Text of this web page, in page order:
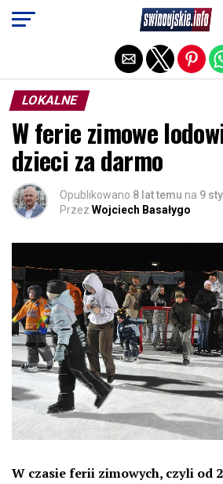
LOKALNE
W ferie zimowe
dzieci za darmo
Opublikowano 8 lat temu na 9
Przez Wojciech Basałygo
W czasie ferii zimowych, czyli od
Exit mobile